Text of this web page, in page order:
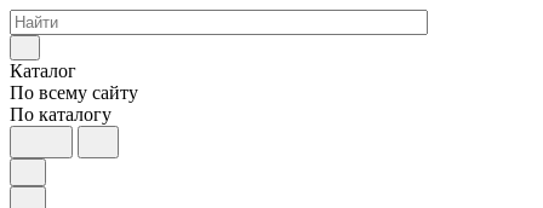
Каталог
По всему сайту
По каталогу